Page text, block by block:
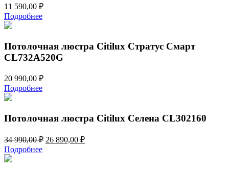
11 590,00 ₽
Подробнее
Потолочная люстра Citilux Стратус Смарт
CL732A520G
20 990,00 ₽
Подробнее
Потолочная люстра Citilux Селена CL302160
34 990,00₽ Первоначальная
26 890,00 ₽Текущая
Подробнее